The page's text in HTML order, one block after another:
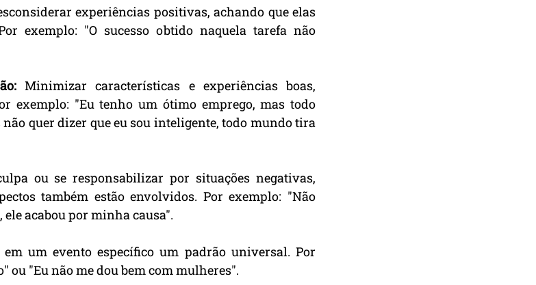
experiências positivas, achando que elas
exemplo: "O sucesso obtido naquela tarefa não
Minimizar características e experiências boas,
exemplo: "Eu tenho um ótimo emprego, mas todo
quer dizer que eu sou inteligente, todo mundo tira
ou se responsabilizar por situações negativas,
também estão envolvidos. Por exemplo: "Não
acabou por minha causa".
em um evento específico um padrão universal. Por
ou "Eu não me dou bem com mulheres".